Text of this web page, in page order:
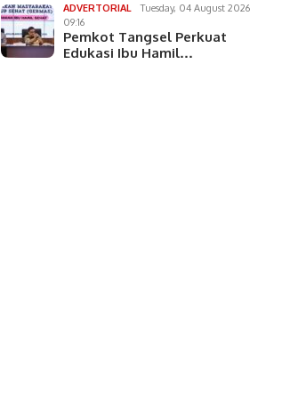
Polsek Serpong
Musnahkan 46 Juta Butir
ADVERTORIAL
Tuesday, 04 August 2026
09:16
Pemkot Tangsel Perkuat
Edukasi Ibu Hamil…